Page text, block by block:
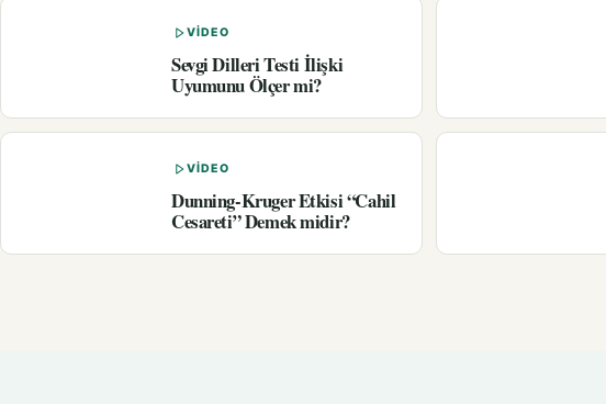
VIDEO
Sevgi Dilleri Testi İlişki
Uyumunu Ölçer mi?
VIDEO
Dunning-Kruger Etkisi “Cahil
Cesareti” Demek midir?